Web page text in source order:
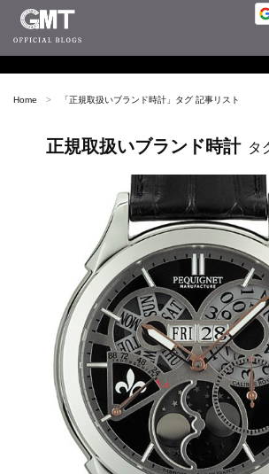
Home 「正規取扱いブランド時計 」タグ 記事リスト
正規取扱いブランド時計 タ